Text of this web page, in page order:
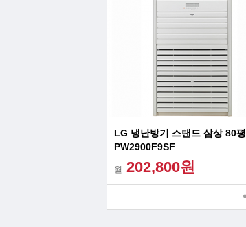
LG 냉난방기 스탠드 삼상 80평
PW2900F9SF
월 202,800원